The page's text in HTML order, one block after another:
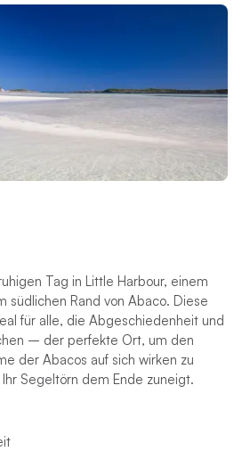
Tag in Little Harbour, einem
südlichen Rand von Abaco. Diese
für alle, die Abgeschiedenheit und
– der perfekte Ort, um den
der Abacos auf sich wirken zu
Segeltörn dem Ende zuneigt.